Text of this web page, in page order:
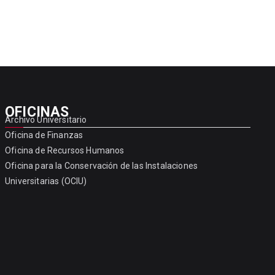
OFICINAS
Archivo Universitario
Oficina de Finanzas
Oficina de Recursos Humanos
Oficina para la Conservación de las Instalaciones
Universitarias (OCIU)